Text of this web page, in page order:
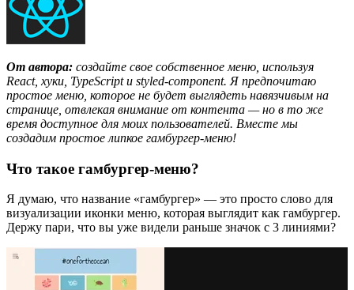
От автора: создайте свое собственное меню, используя
React, хуки, TypeScript и styled-component. Я предпочитаю
простое меню, которое не будет выглядеть навязчивым на
странице, отвлекая внимание от контента — но в то же
время доступное для моих пользователей. Вместе мы
создадим простое липкое гамбургер-меню!
Что такое гамбургер-меню?
Я думаю, что название «гамбургер» — это просто слово для
визуализации иконки меню, которая выглядит как гамбургер.
Держу пари, что вы уже видели раньше значок с 3 линиями?